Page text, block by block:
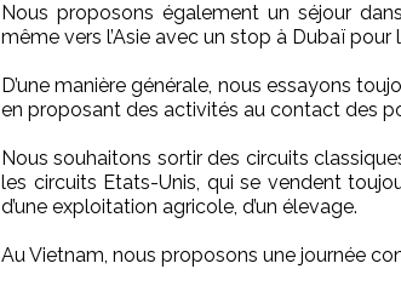
Nous proposons également un séjour
même vers l’Asie avec un stop à Dubaï
D’une manière générale, nous essayons
en proposant des activités au contact des
Nous souhaitons sortir des circuits
les circuits Etats-Unis, qui se vendent
d’une exploitation agricole, d’un élevage.
Au Vietnam, nous proposons une journée